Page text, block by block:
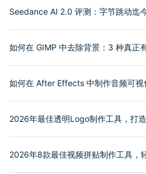
Seedance AI 2.0 评测：字节跳动迄
如何在 GIMP 中去除背景：3 种真正
如何在 After Effects 中制作音频可视
2026年最佳透明Logo制作工具，打
2026年8款最佳视频拼贴制作工具，